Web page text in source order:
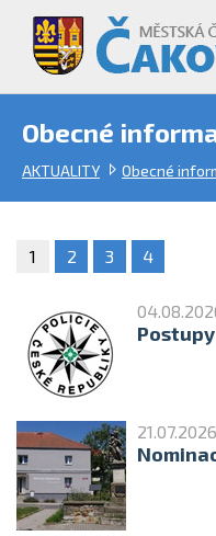
Obecné
AKTUALITY Obecné
1 2 3 4
21.07.2026